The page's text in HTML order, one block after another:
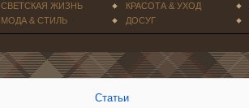
СВЕТСКАЯ ЖИЗНЬ
МОДА & СТИЛЬ
КРАСОТА & УХОД
ДОСУГ
Статьи